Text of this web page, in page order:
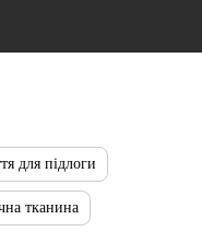
для підлоги
тканина